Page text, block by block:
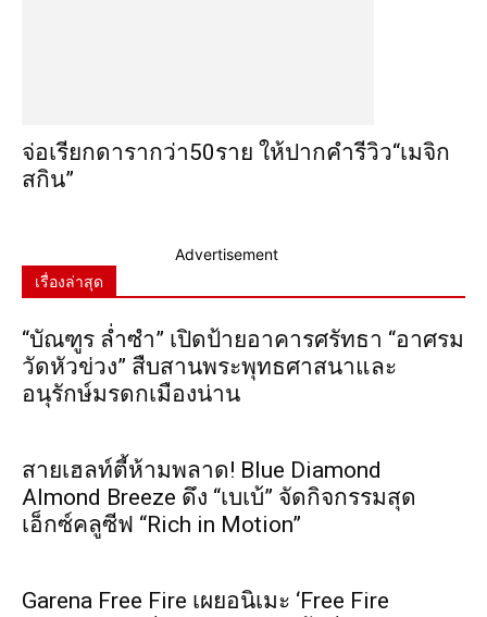
จ่อเรียกดารากว่า50ราย ให้ปากคำรีวิว“เมจิก
สกิน”
Advertisement
เรื่องล่าสุด
“บัณฑูร ล่ำซำ” เปิดป้ายอาคารศรัทธา “อาศรม
วัดหัวข่วง” สืบสานพระพุทธศาสนาและ
อนุรักษ์มรดกเมืองน่าน
สายเฮลท์ตี้ห้ามพลาด! Blue Diamond
Almond Breeze ดึง “เบเบ้” จัดกิจกรรมสุด
เอ็กซ์คลูซีฟ “Rich in Motion”
Garena Free Fire เผยอนิเมะ ‘Free Fire